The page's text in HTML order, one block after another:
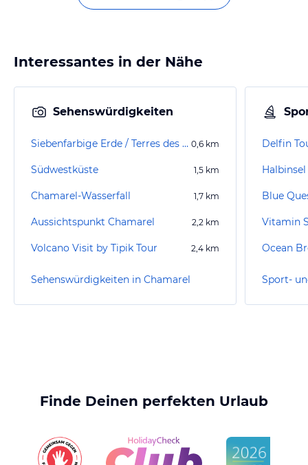
Interessantes in der Nähe
Sehenswürdigkeiten
Siebenfarbige Erde / Terres des Sept Couleurs / Seven Coloured Earths 0,6 km
Südwestküste 1,5 km
Chamarel-Wasserfall 1,7 km
Aussichtspunkt Chamarel 2,2 km
Volcano Visit by Tipik Tour 2,4 km
Sehenswürdigkeiten in Chamarel
Delfin
Blue
Ocean
Finde Deinen perfekten Urlaub